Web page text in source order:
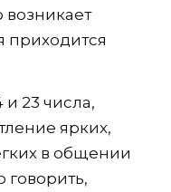
23 числа,
ярких,
в общении